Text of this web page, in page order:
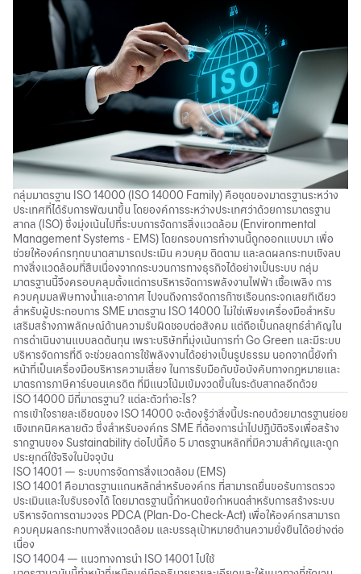
กลุ่มมาตรฐาน ISO 14000 (ISO 14000 Family) คือชุดของมาตรฐานระหว่าง
ประเทศที่ได้รับการพัฒนาขึ้น โดยองค์การระหว่างประเทศว่าด้วยการมาตรฐาน
สากล (ISO) ซึ่งมุ่งเน้นไปที่ระบบการจัดการสิ่งแวดล้อม (Environmental
Management Systems - EMS) โดยกรอบการทำงานนี้ถูกออกแบบมา เพื่อ
ช่วยให้องค์กรทุกขนาดสามารถประเมิน ควบคุม ติดตาม และลดผลกระทบเชิงลบ
ทางสิ่งแวดล้อมที่สืบเนื่องจากกระบวนการทางธุรกิจได้อย่างเป็นระบบ กลุ่ม
มาตรฐานนี้จึงครอบคลุมตั้งแต่การบริหารจัดการพลังงานไฟฟ้า เชื้อเพลิง การ
ควบคุมมลพิษทางน้ำและอากาศ ไปจนถึงการจัดการก๊าซเรือนกระจกเลยทีเดียว
สำหรับผู้ประกอบการ SME มาตรฐาน ISO 14000 ไม่ใช่เพียงเครื่องมือสำหรับ
เสริมสร้างภาพลักษณ์ด้านความรับผิดชอบต่อสังคม แต่ถือเป็นกลยุทธ์สำคัญใน
การดำเนินงานแบบลดต้นทุน เพราะบริษัทที่มุ่งเน้นการทำ Go Green และมีระบบ
บริหารจัดการที่ดี จะช่วยลดการใช้พลังงานได้อย่างเป็นรูปธรรม นอกจากนี้ยังทำ
หน้าที่เป็นเครื่องมือบริหารความเสี่ยง ในการรับมือกับข้อบังคับทางกฎหมายและ
มาตรการภาษีคาร์บอนเครดิต ที่มีแนวโน้มเข้มงวดขึ้นในระดับสากลอีกด้วย
ISO 14000 มีกี่มาตรฐาน? แต่ละตัวทำอะไร?
การเข้าใจรายละเอียดของ ISO 14000 จะต้องรู้ว่าสิ่งนี้ประกอบด้วยมาตรฐานย่อย
เชิงเทคนิคหลายตัว ซึ่งสำหรับองค์กร SME ที่ต้องการนำไปปฏิบัติจริงเพื่อสร้าง
รากฐานของ Sustainabilityต่อไปนี้คือ 5 มาตรฐานหลักที่มีความสำคัญและถูก
ประยุกต์ใช้จริงในปัจจุบัน
ISO 14001 — ระบบการจัดการสิ่งแวดล้อม (EMS)
ISO 14001 คือมาตรฐานแกนหลักสำหรับองค์กร ที่สามารถยื่นขอรับการตรวจ
ประเมินและใบรับรองได้ โดยมาตรฐานนี้กำหนดข้อกำหนดสำหรับการสร้างระบบ
บริหารจัดการตามวงจร PDCA (Plan-Do-Check-Act) เพื่อให้องค์กรสามารถ
ควบคุมผลกระทบทางสิ่งแวดล้อม และบรรลุเป้าหมายด้านความยั่งยืนได้อย่างต่อ
เนื่อง
ISO 14004 — แนวทางการนำ ISO 14001 ไปใช้